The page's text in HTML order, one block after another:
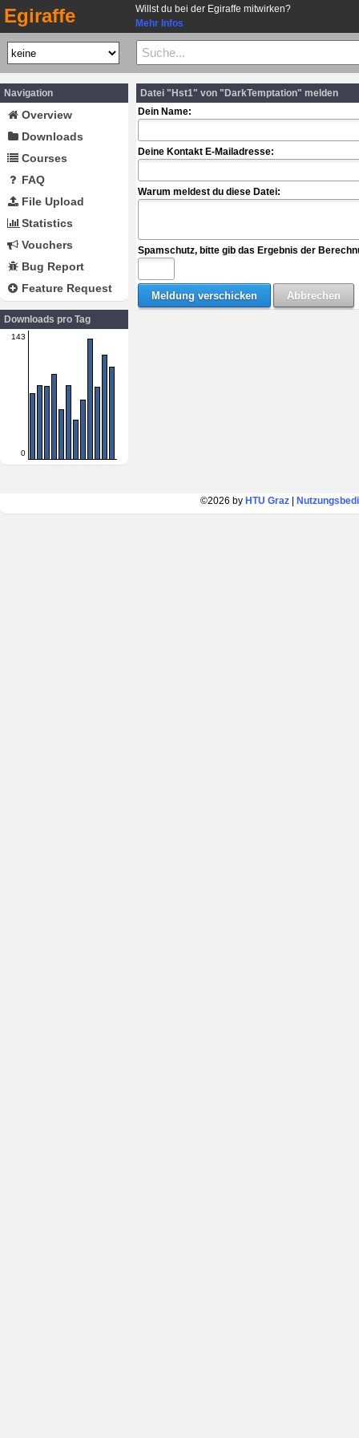
Egiraffe
Willst du bei der Egiraffe mitwirken?
Mehr Infos
Navigation
Overview
Downloads
Courses
FAQ
File Upload
Statistics
Vouchers
Bug Report
Feature Request
Downloads pro Tag
143
0
Datei "Hst1" von "DarkTemptation" melden
Dein Name:
Deine Kontakt E-Mailadresse:
Warum meldest du diese Datei:
Spamschutz, bitte gib das Ergebnis der
©2026 by HTU Graz|